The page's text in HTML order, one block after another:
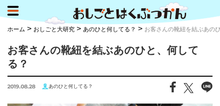
ホーム > おしごと大研究 > あのひと何してる？ > お客さんの靴紐を結ぶあの
お客さんの靴紐を結ぶあのひと、何して
る？
2019.08.28 あのひと何してる？